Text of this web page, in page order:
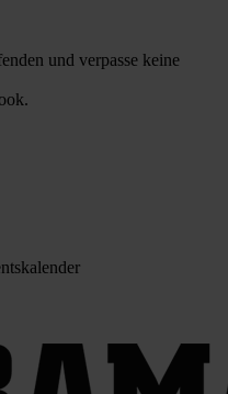
und verpasse keine